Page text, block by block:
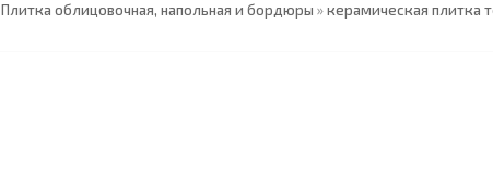
Плитка облицовочная, напольная и бордюры »керамическая плитка